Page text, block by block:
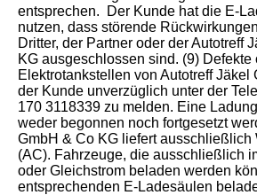
entsprechen. Der Kunde hat die E-
nutzen, dass störende
Dritter, der Partner oder der Autotreff
KG ausgeschlossen sind. (9)
Elektrotankstellen von Autotreff Jäkel
der Kunde unverzüglich unter der
170 3118339 zu melden. Eine
weder begonnen noch fortgesetzt
GmbH & Co KG liefert ausschließlich
(AC). Fahrzeuge, die ausschließlich
oder Gleichstrom beladen werden
entsprechenden E-Ladesäulen